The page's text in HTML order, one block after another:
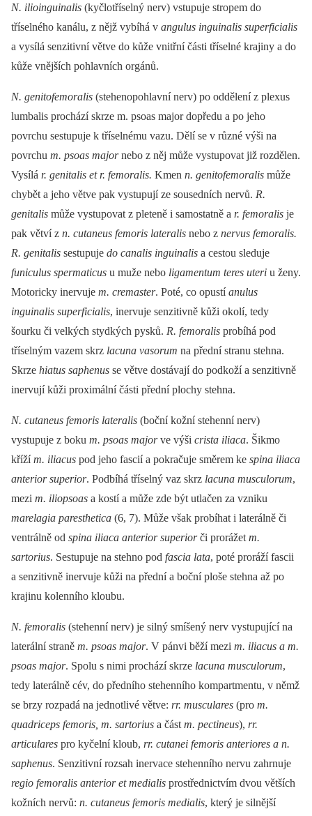
N. ilioinguinalis (kyčlotříselný nerv) vstupuje stropem do
tříselného kanálu, z nějž vybíhá v angulus inguinalis superficialis
a vysílá senzitivní větve do kůže vnitřní části tříselné krajiny a do
kůže vnějších pohlavních orgánů.
N. genitofemoralis (stehenopohlavní nerv) po oddělení z plexus
lumbalis prochází skrze m. psoas major dopředu a po jeho
povrchu sestupuje k tříselnému vazu. Dělí se v různé výši na
povrchu m. psoas majornebo z něj může vystupovat již rozdělen.
Vysílá r. genitalis et r. femoralis. Kmen n. genitofemoralis může
chybět a jeho větve pak vystupují ze sousedních nervů. R.
genitalis může vystupovat z pleteně i samostatně a r. femoralis je
pak větví z n. cutaneus femoris lateralis nebo z nervus femoralis.
R. genitalis sestupuje do canalis inguinalis a cestou sleduje
funiculus spermaticus u muže nebo ligamentum teres uteri u ženy.
Motoricky inervuje m. cremaster. Poté, co opustíanulus
inguinalis superficialis, inervuje senzitivně kůži okolí, tedy
šourku či velkých stydkých pysků. R. femoralis probíhá pod
tříselným vazem skrz lacuna vasorum na přední stranu stehna.
Skrze hiatus saphenus se větve dostávají do podkoží a senzitivně
inervují kůži proximální části přední plochy stehna.
N. cutaneus femoris lateralis (boční kožní stehenní nerv)
vystupuje z boku m. psoas majorve výši crista iliaca. Šikmo
křížím. iliacus pod jeho fascií a pokračuje směrem ke spina iliaca
anterior superior. Podbíhá tříselný vaz skrz lacuna musculorum,
mezi m. iliopsoas a kostí a může zde být utlačen za vzniku
marelagia paresthetica (6, 7). Může však probíhat i laterálně či
ventrálně od spina iliaca anterior superiorči prorážet m.
sartorius. Sestupuje na stehno pod fascia lata, poté proráží fascii
a senzitivně inervuje kůži na přední a boční ploše stehna až po
krajinu kolenního kloubu.
N. femoralis (stehenní nerv) je silný smíšený nerv vystupující na
laterální straně m. psoas major. V pánvi běží mezi m. iliacus a m.
psoas major. Spolu s nimi prochází skrze lacuna musculorum,
tedy laterálně cév, do předního stehenního kompartmentu, v němž
se brzy rozpadá na jednotlivé větve: rr. musculares (pro m.
quadriceps femoris, m. sartorius a část m. pectineus), rr.
articulares pro kyčelní kloub, rr. cutanei femoris anteriores a n.
saphenus. Senzitivní rozsah inervace stehenního nervu zahrnuje
regio femoralis anterior et medialis prostřednictvím dvou větších
kožních nervů: n. cutaneus femoris medialis, který je silnější